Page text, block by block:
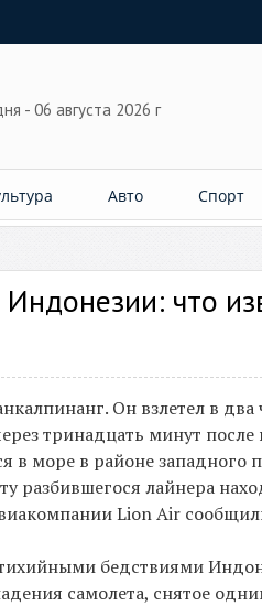
- 06 августа 2026 г
Авто Спорт
что
Он взлетел в два
тринадцать минут после
море в районе западного
разбившегося лайнера
Lion Air
бедствиями
самолета, снятое